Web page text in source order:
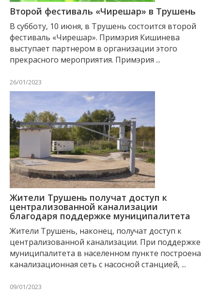
Второй фестиваль «Чирешар» в Трушень
В субботу, 10 июня, в Трушень состоится второй
фестиваль «Чирешар». Примэрия Кишинева
выступает партнером в организации этого
прекрасного мероприятия. Примэрия ...
26/01/2023
Жители Трушень получат доступ к
централизованной канализации
благодаря поддержке муниципалитета
Жители Трушень, наконец, получат доступ к
централизованной канализации. При поддержке
муниципалитета в населенном пункте построена
канализационная сеть с насосной станцией, ...
09/01/2023